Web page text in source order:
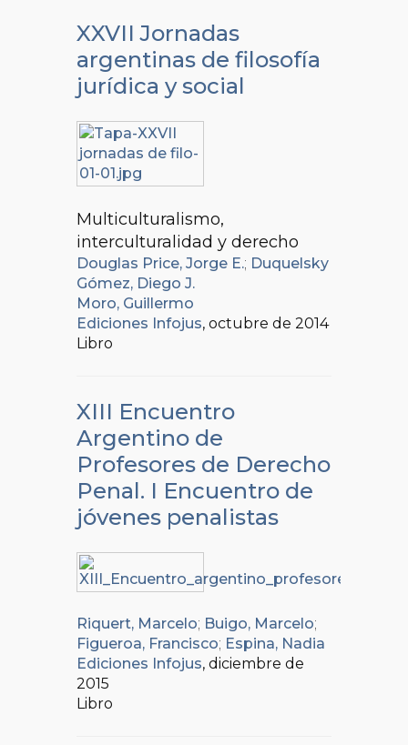
XXVII Jornadas
argentinas de filosofía
jurídica y social
Multiculturalismo,
interculturalidad y derecho
Douglas Price, Jorge E.; Duquelsky
Gómez, Diego J.
Moro, Guillermo
Ediciones Infojus, octubre de 2014
Libro
XIII Encuentro
Argentino de
Profesores de Derecho
Penal. I Encuentro de
jóvenes penalistas
Riquert, Marcelo; Buigo, Marcelo;
Figueroa, Francisco; Espina, Nadia
Ediciones Infojus, diciembre de
2015
Libro